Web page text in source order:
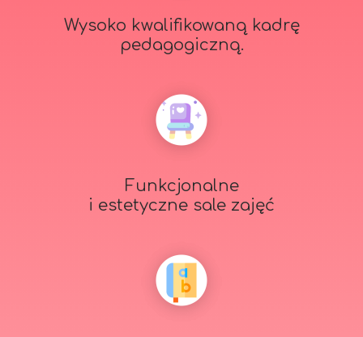
Wysoko kwalifikowaną kadrę
pedagogiczną.
Funkcjonalne
i estetyczne sale zajęć